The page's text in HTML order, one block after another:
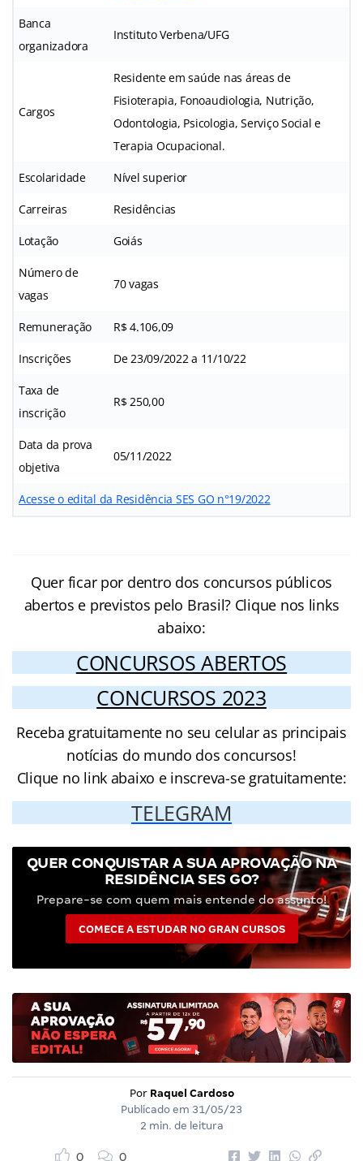
Banca
organizadora
Instituto Verbena/UFG
Cargos
Residente em saúde nas áreas de
Fisioterapia, Fonoaudiologia, Nutrição,
Odontologia, Psicologia, Serviço Social e
Terapia Ocupacional.
Escolaridade Nível superior
Carreiras Residências
Lotação Goiás
Número de
vagas
70 vagas
Remuneração R$ 4.106,09
Inscrições De 23/09/2022 a 11/10/22
Taxa de
inscrição
R$ 250,00
Data da prova
objetiva
05/11/2022
Acesse o edital da Residência SES GO n°19/2022
Quer ficar por dentro dos concursos públicos
abertos e previstos pelo Brasil? Clique nos links
abaixo:
CONCURSOS ABERTOS
CONCURSOS 2023
Receba gratuitamente no seu celular as principais
notícias do mundo dos concursos!
Clique no link abaixo e inscreva-se gratuitamente:
TELEGRAM
QUER CONQUISTAR A SUA APROVAÇÃO NA
RESIDÊNCIA SES GO?
Prepare-se com quem mais entende do assunto!
COMECE A ESTUDAR NO GRAN CURSOS
Por Raquel Cardoso
Publicado em 31/05/23
2 min. de leitura
0 0